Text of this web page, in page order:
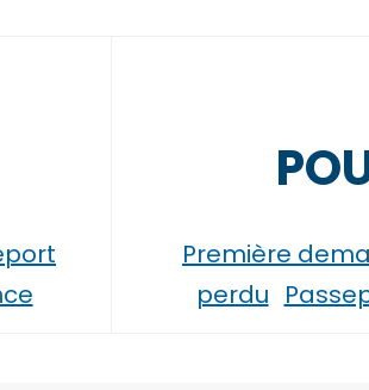
Première
perdu